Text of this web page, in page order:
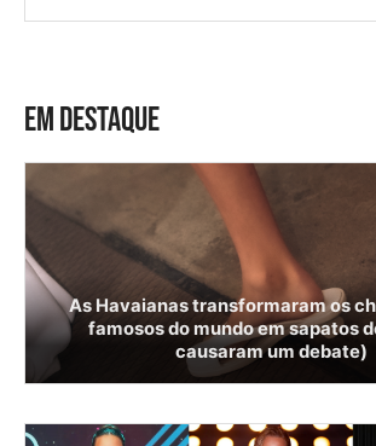
EM DESTAQUE
As Havaianas transformaram os
famosos do mundo em sapatos
causaram um debate)